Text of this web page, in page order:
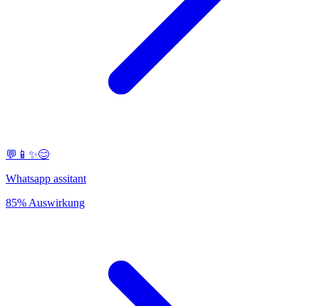
💬📱✨😊
Whatsapp assitant
85% Auswirkung